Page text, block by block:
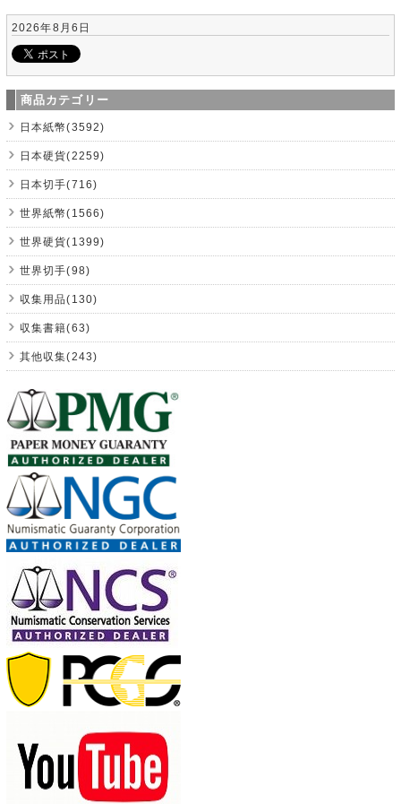
2026年8月6日
商品カテゴリー
日本紙幣(3592)
日本硬貨(2259)
日本切手(716)
世界紙幣(1566)
世界硬貨(1399)
世界切手(98)
収集用品(130)
収集書籍(63)
其他収集(243)